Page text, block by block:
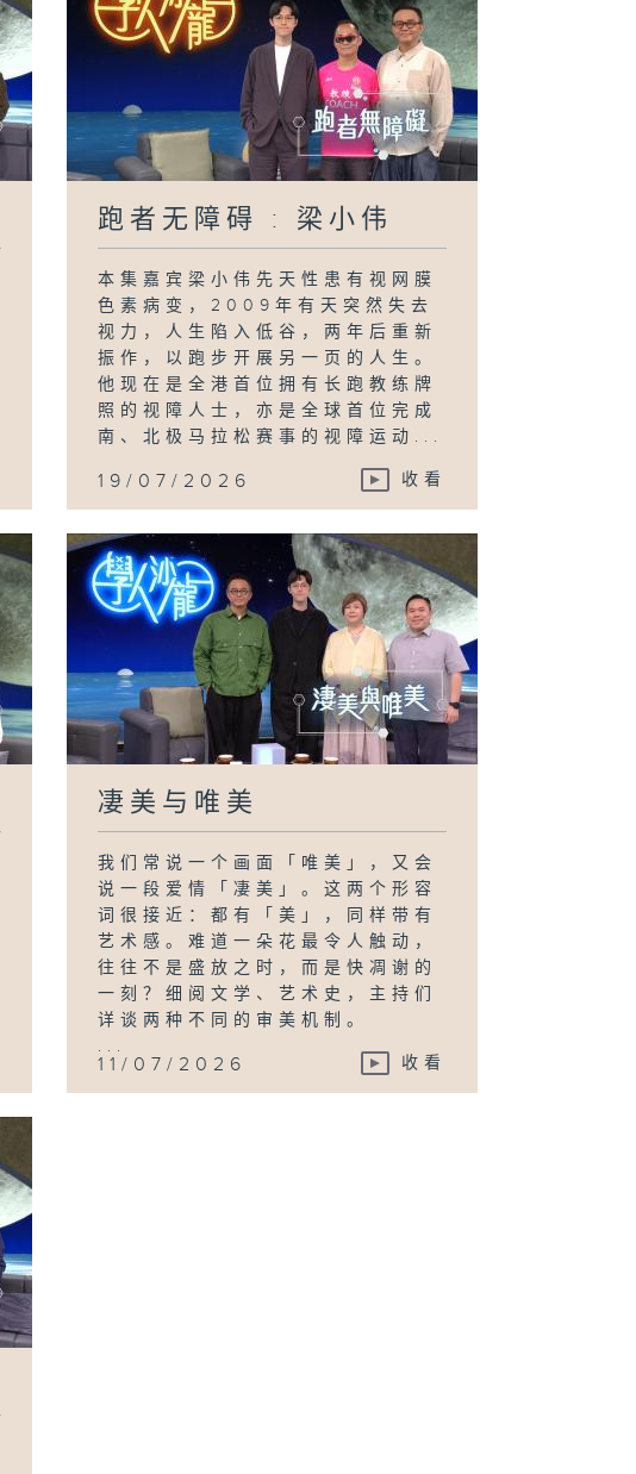
跑者无障碍 : 梁小伟
本集嘉宾梁小伟先天性患有视网膜
色素病变，2009年有天突然失去
视力，人生陷入低谷，两年后重新
振作，以跑步开展另一页的人生。
他现在是全港首位拥有长跑教练牌
照的视障人士，亦是全球首位完成
南、北极马拉松赛事的视障运动...
19/07/2026 收看
凄美与唯美
我们常说一个画面「唯美」，又会
说一段爱情「凄美」。这两个形容
词很接近：都有「美」，同样带有
艺术感。难道一朵花最令人触动，
往往不是盛放之时，而是快凋谢的
一刻？细阅文学、艺术史，主持们
详谈两种不同的审美机制。
...
11/07/2026 收看